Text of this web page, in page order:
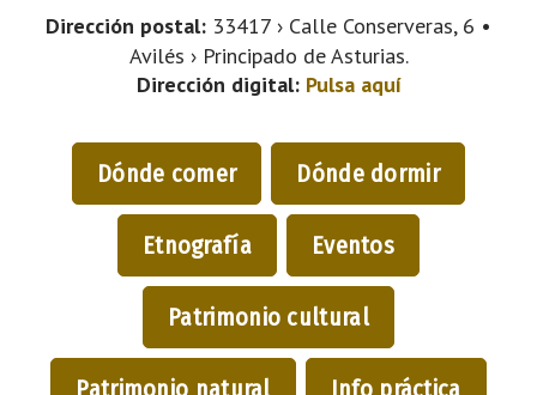
Dirección postal: 33417 › Calle Conserveras, 6 •
Avilés › Principado de Asturias.
Dirección digital: Pulsa aquí
Dónde comer Dónde dormir
Etnografía Eventos
Patrimonio cultural
Patrimonio natural Info práctica